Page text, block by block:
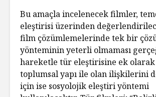
Bu amaçla incelenecek filmler,
eleştirisi üzerinden
film çözümlemelerinde tek bir
yönteminin yeterli olmaması
hareketle tür eleştirisine ek
toplumsal yapı ile olan ilişkilerini
için ise sosyolojik eleştiri yöntemi